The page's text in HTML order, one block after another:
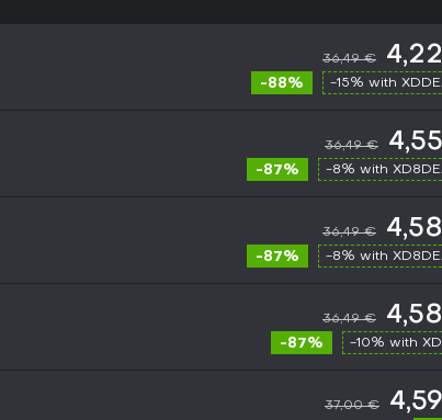
36,49 €
-88% -15% with
36,49 €
-87% -8% with
36,49 €
-87% -8% with
36,49 €
-87% -10% with
37,00 €